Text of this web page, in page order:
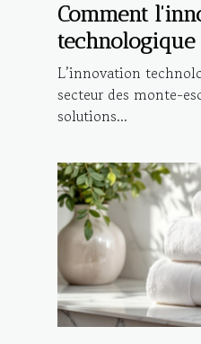
Comment
elle les
L’innovation
secteur des monte-
solutions...